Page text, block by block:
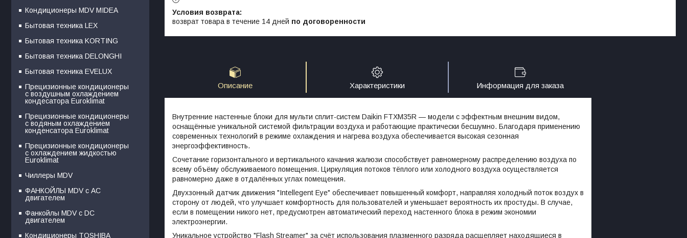
возврат товара в течение 14 дней по договоренности
Описание Характеристики Информация для заказа
Внутренние настенные блоки для мульти сплит-систем Daikin FTXM35R — модели с эффектным внешним видом,
оснащённые уникальной системой фильтрации воздуха и работающие практически бесшумно. Благодаря применению
современных технологий в режиме охлаждения и нагрева воздуха обеспечивается высокая сезонная
энергоэффективность.
Cочетание горизонтального и вертикального качания жалюзи способствует равномерному распределению воздуха по
всему объёму обслуживаемого помещения. Циркуляция потоков тёплого или холодного воздуха осуществляется
равномерно даже в отдалённых углах помещения.
Двухзонный датчик движения "Intellegent Eye" обеспечивает повышенный комфорт, направляя холодный поток воздух в
сторону от людей, что улучшает комфортность для пользователей и уменьшает вероятность их простуды. В случае,
если в помещении никого нет, предусмотрен автоматический переход настенного блока в режим экономии
электроэнергии.
Уникальное устройство "Flash Streamer" за счёт использования плазменного разряда расщепляет находящиеся в
Кондиционеры MDV MIDEA
Бытовая техника LEX
Бытовая техника KORTING
Бытовая техника DELONGHI
Бытовая техника EVELUX
Прецизионные кондиционеры
с воздушным охлаждением
кондесатора Euroklimat
Прецизионные кондиционеры
с водяным охлаждением
конденсатора Euroklimat
Прецизионные кондиционеры
с охлаждением жидкостью
Euroklimat
Чиллеры MDV
ФАНКОЙЛЫ MDV с АС
двигателем
Фанкойлы MDV c DC
двигателем
Кондиционеры TOSHIBA